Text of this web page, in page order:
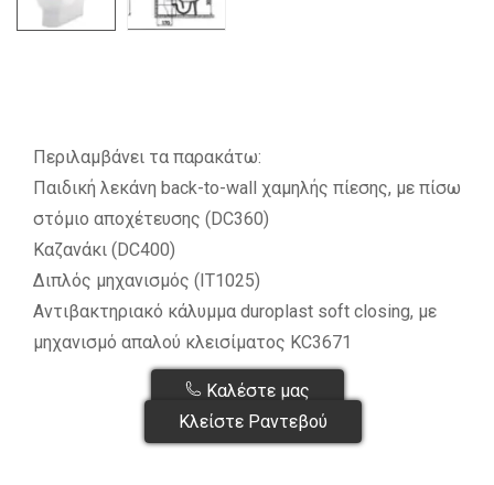
Περιλαμβάνει τα παρακάτω:
Παιδική λεκάνη back-to-wall χαμηλής πίεσης, με πίσω
στόμιο αποχέτευσης (DC360)
Καζανάκι (DC400)
Διπλός μηχανισμός (IT1025)
Αντιβακτηριακό κάλυμμα duroplast soft closing, με
μηχανισμό απαλού κλεισίματος KC3671
Καλέστε μας
Κλείστε Ραντεβού